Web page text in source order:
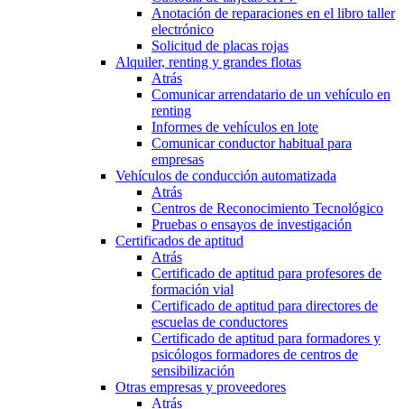
Anotación de reparaciones en el libro taller
electrónico
Solicitud de placas rojas
Alquiler, renting y grandes flotas
Atrás
Comunicar arrendatario de un vehículo en
renting
Informes de vehículos en lote
Comunicar conductor habitual para
empresas
Vehículos de conducción automatizada
Atrás
Centros de Reconocimiento Tecnológico
Pruebas o ensayos de investigación
Certificados de aptitud
Atrás
Certificado de aptitud para profesores de
formación vial
Certificado de aptitud para directores de
escuelas de conductores
Certificado de aptitud para formadores y
psicólogos formadores de centros de
sensibilización
Otras empresas y proveedores
Atrás